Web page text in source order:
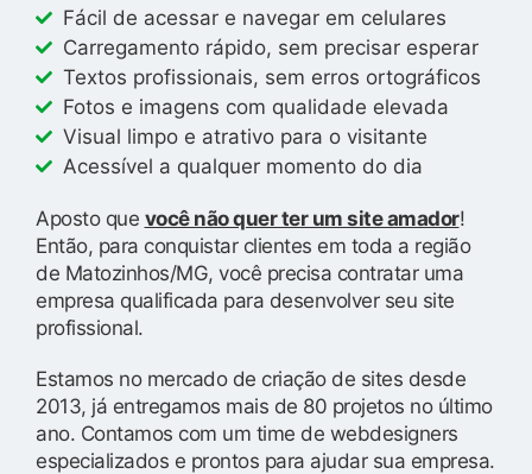
Fácil de acessar e navegar em celulares
Carregamento rápido, sem precisar esperar
Textos profissionais, sem erros ortográficos
Fotos e imagens com qualidade elevada
Visual limpo e atrativo para o visitante
Acessível a qualquer momento do dia
Aposto que você não quer ter um site amador!
Então, para conquistar clientes em toda a região
de Matozinhos/MG, você precisa contratar uma
empresa qualificada para desenvolver seu site
profissional.
Estamos no mercado de criação de sites desde
2013, já entregamos mais de 80 projetos no último
ano. Contamos com um time de webdesigners
especializados e prontos para ajudar sua empresa.